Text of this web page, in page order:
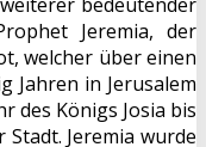
Jeremia, der
welcher über einen
Jahren in Jerusalem
des Königs Josia bis
Jeremia wurde